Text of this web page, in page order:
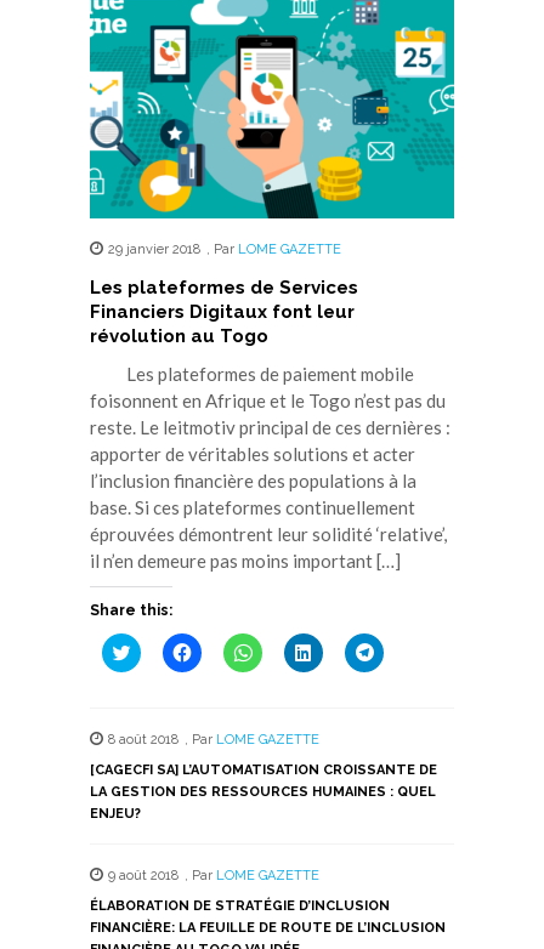
29 janvier 2018 , Par LOME GAZETTE
Les plateformes de Services
Financiers Digitaux font leur
révolution au Togo
Les plateformes de paiement mobile
foisonnent en Afrique et le Togo n’est pas du
reste. Le leitmotiv principal de ces dernières :
apporter de véritables solutions et acter
l’inclusion financière des populations à la
base. Si ces plateformes continuellement
éprouvées démontrent leur solidité ‘relative’,
il n’en demeure pas moins important […]
Share this:
Cliquez
pour
une
nouvelle
fenêtre)
Cliquez
pour
une
nouvelle
fenêtre)
Cliquez
pour
une
nouvelle
fenêtre)
Cliquez
pour
une
nouvelle
fenêtre)
Cliquez
pour
nouvelle
fenêtre)
8 août 2018 , Par LOME GAZETTE
[CAGECFI SA] L’AUTOMATISATION CROISSANTE DE
LA GESTION DES RESSOURCES HUMAINES : QUEL
ENJEU?
9 août 2018 , Par LOME GAZETTE
ÉLABORATION DE STRATÉGIE D’INCLUSION
FINANCIÈRE: LA FEUILLE DE ROUTE DE L’INCLUSION